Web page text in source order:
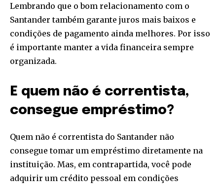
Lembrando que o bom relacionamento com o
Santander também garante juros mais baixos e
condições de pagamento ainda melhores. Por isso
é importante manter a vida financeira sempre
organizada.
E quem não é correntista,
consegue empréstimo?
Quem não é correntista do Santander não
consegue tomar um empréstimo diretamente na
instituição. Mas, em contrapartida, você pode
adquirir um crédito pessoal em condições